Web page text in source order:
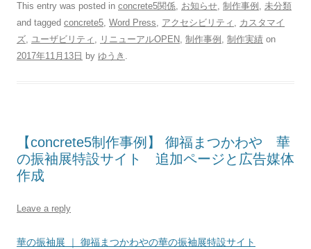
This entry was posted in concrete5関係, お知らせ, 制作事例 , 未分類
and tagged concrete5, Word Press, アクセシビリティ , カスタマイ
ズ, ユーザビリティ , リニューアルOPEN, 制作事例 , 制作実績 on
2017年11月13日 by ゆうき .
【concrete5制作事例】 御福まつかわや 華
の振袖展特設サイト 追加ページと広告媒体
作成
Leave a reply
華の振袖展 ｜ 御福まつかわやの華の振袖展特設サイト